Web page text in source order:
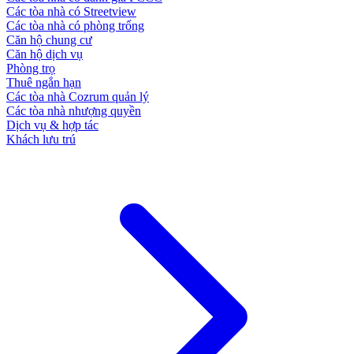
Các tòa nhà có Streetview
Các tòa nhà có phòng trống
Căn hộ chung cư
Căn hộ dịch vụ
Phòng trọ
Thuê ngắn hạn
Các tòa nhà Cozrum quản lý
Các tòa nhà nhượng quyền
Dịch vụ & hợp tác
Khách lưu trú